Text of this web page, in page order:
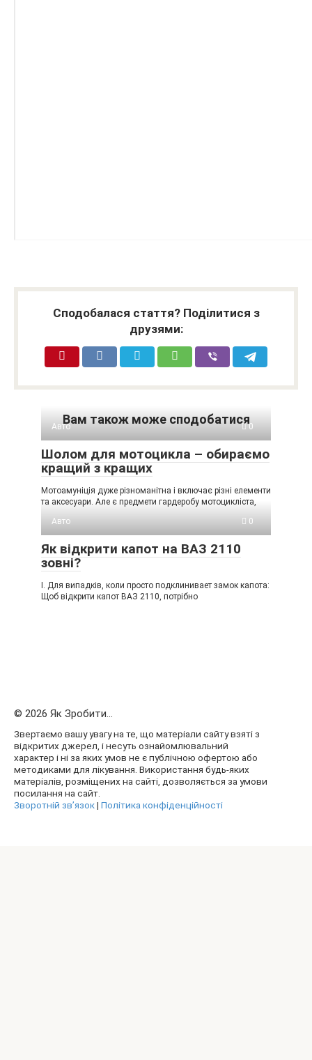
Сподобалася стаття? Поділитися з
друзями:
Вам також може сподобатися
Авто 0
Шолом для мотоцикла – обираємо
кращий з кращих
Мотоамуніція дуже різноманітна і включає різні елементи
та аксесуари. Але є предмети гардеробу мотоцикліста,
Авто
0
Як відкрити капот на ВАЗ 2110
зовні?
I. Для випадків, коли просто подклинивает замок капота:
Щоб відкрити капот ВАЗ 2110, потрібно
© 2026 Як Зробити...
Звертаємо вашу увагу на те, що матеріали сайту взяті з
відкритих джерел, і несуть ознайомлювальний
характер і ні за яких умов не є публічною офертою або
методиками для лікування. Використання будь-яких
матеріалів, розміщених на сайті, дозволяється за умови
посилання на сайт.
Зворотній зв’язок| Політика конфіденційності